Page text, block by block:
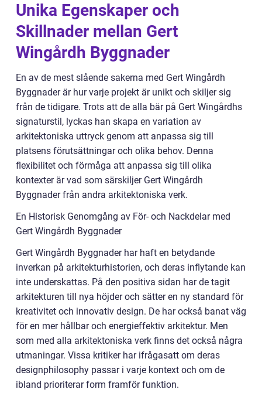
Unika Egenskaper och
Skillnader mellan Gert
Wingårdh Byggnader
En av de mest slående sakerna med Gert Wingårdh
Byggnader är hur varje projekt är unikt och skiljer sig
från de tidigare. Trots att de alla bär på Gert Wingårdhs
signaturstil, lyckas han skapa en variation av
arkitektoniska uttryck genom att anpassa sig till
platsens förutsättningar och olika behov. Denna
flexibilitet och förmåga att anpassa sig till olika
kontexter är vad som särskiljer Gert Wingårdh
Byggnader från andra arkitektoniska verk.
En Historisk Genomgång av För- och Nackdelar med
Gert Wingårdh Byggnader
Gert Wingårdh Byggnader har haft en betydande
inverkan på arkitekturhistorien, och deras inflytande kan
inte underskattas. På den positiva sidan har de tagit
arkitekturen till nya höjder och sätter en ny standard för
kreativitet och innovativ design. De har också banat väg
för en mer hållbar och energieffektiv arkitektur. Men
som med alla arkitektoniska verk finns det också några
utmaningar. Vissa kritiker har ifrågasatt om deras
designphilosophy passar i varje kontext och om de
ibland prioriterar form framför funktion.